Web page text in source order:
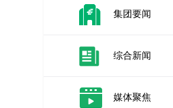
集团要闻
综合新闻
媒体聚焦